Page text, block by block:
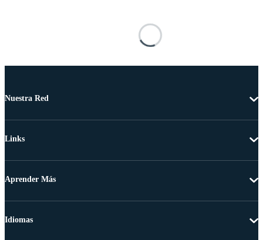
Nuestra Red
Links
Aprender Más
Idiomas